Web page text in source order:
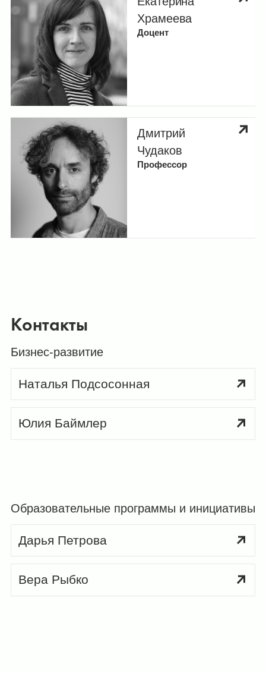
Храмеева
Доцент
Дмитрий
Чудаков
Профессор
Контакты
Бизнес-развитие
Наталья Подсосонная
Юлия Баймлер
Образовательные программы и инициативы
Дарья Петрова
Вера Рыбко